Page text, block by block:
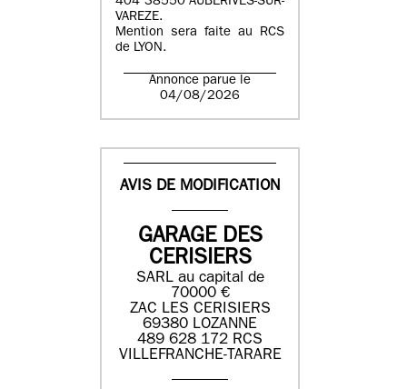
VAREZE.
Mention sera faite au RCS
de LYON.
Annonce parue le
04/08/2026
AVIS DE MODIFICATION
GARAGE DES
CERISIERS
SARL au capital de
70000 €
ZAC LES CERISIERS
69380 LOZANNE
489 628 172 RCS
VILLEFRANCHE-TARARE